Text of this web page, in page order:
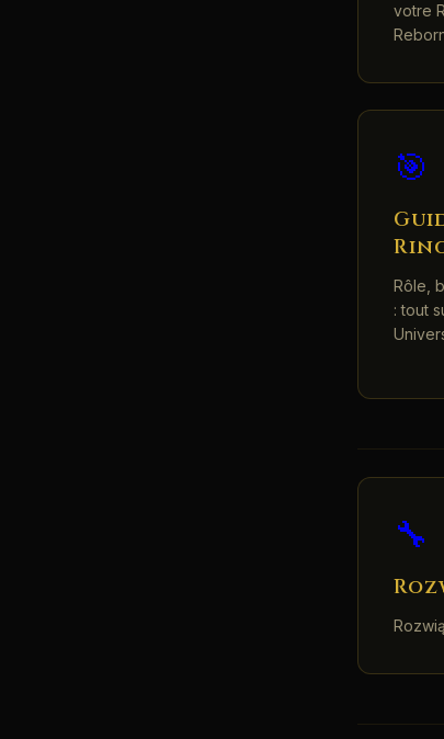
votre
🎯
Rôle,
: tout
🔧